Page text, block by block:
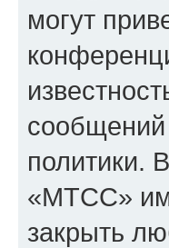
могут
сообщений
политики.
«МТСС»
закрыть